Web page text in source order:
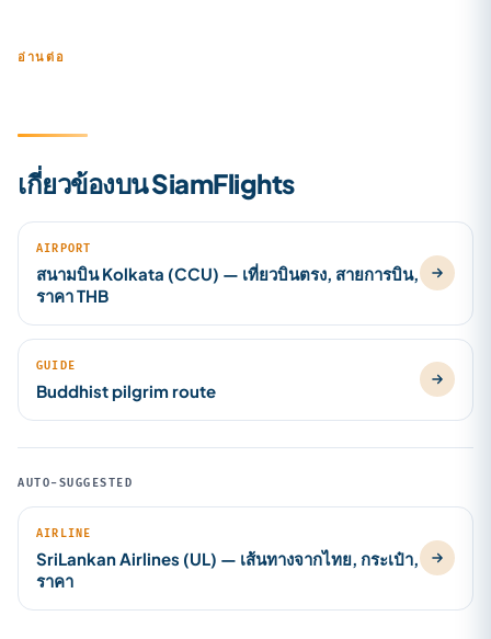
อ่านต่อ
เกี่ยวข้องบน SiamFlights
AIRPORT
สนามบิน Kolkata (CCU) — เที่ยวบินตรง, สายการบิน,
ราคา THB
GUIDE
Buddhist pilgrim route
AUTO-SUGGESTED
AIRLINE
SriLankan Airlines (UL) — เส้นทางจากไทย, กระเป๋า,
ราคา